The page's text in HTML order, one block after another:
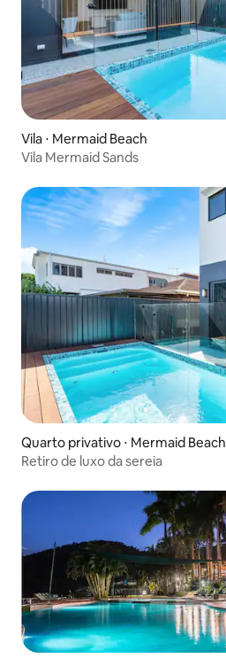
Vila ⋅ Mermaid Beach
Vila Mermaid Sands
Quarto privativo ⋅ Mermaid Beach
Retiro de luxo da sereia